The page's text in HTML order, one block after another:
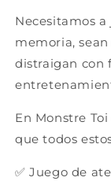
Necesitamos
memoria,
distraigan con
En Monstre
que todos
✅ Juego de